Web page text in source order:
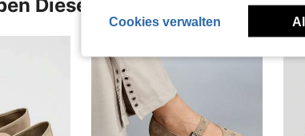
Diese Artikel Auch
Cookies verwalten